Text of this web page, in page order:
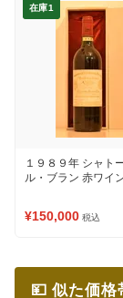
在庫1
１９８９年 シャト
ル・ブラン 赤ワイ
¥150,000 税込
💴 似た価格